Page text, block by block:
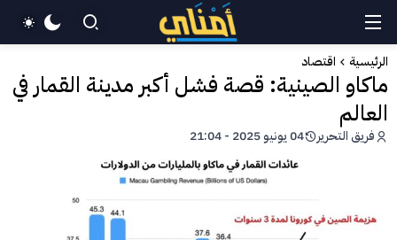
الرئيسية اقتصاد
ماكاو الصينية: قصة فشل أكبر مدينة القمار في
العالم
فريق التحرير 04 يونيو 2025 - 21:04